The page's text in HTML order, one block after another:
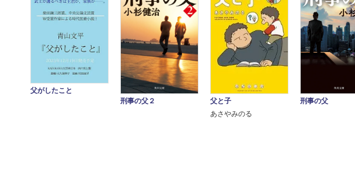
父がしたこと
刑事の父２
父と子
あさやみのる
刑事の父